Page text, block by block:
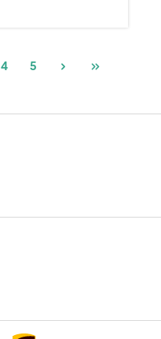
Seite
4 Seite
5